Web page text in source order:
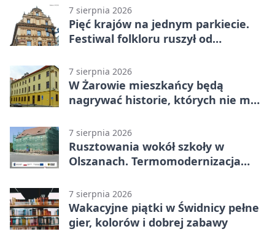
7 sierpnia 2026
Pięć krajów na jednym parkiecie.
Festiwal folkloru ruszył od
7 sierpnia 2026
W Żarowie mieszkańcy będą
nagrywać historie, których nie ma
7 sierpnia 2026
Rusztowania wokół szkoły w
Olszanach. Termomodernizacja
7 sierpnia 2026
Wakacyjne piątki w Świdnicy pełne
gier, kolorów i dobrej zabawy